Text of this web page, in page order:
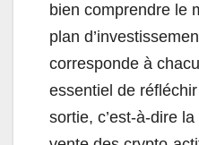
bien comprendre le
plan
corresponde à
essentiel de
sortie, c’est-à-dire